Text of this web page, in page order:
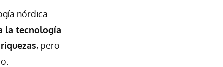
nórdica
la tecnología
, pero